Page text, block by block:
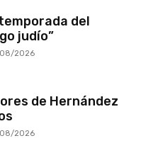
del
judío”
2026
de Hernández
2026